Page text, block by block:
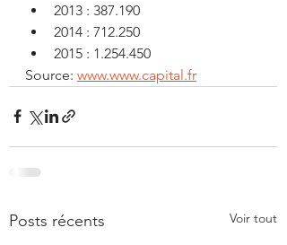
2013 : 387.190
2014 : 712.250
2015 : 1.254.450
Source: www.www.capital.fr
Posts récents Voir tout